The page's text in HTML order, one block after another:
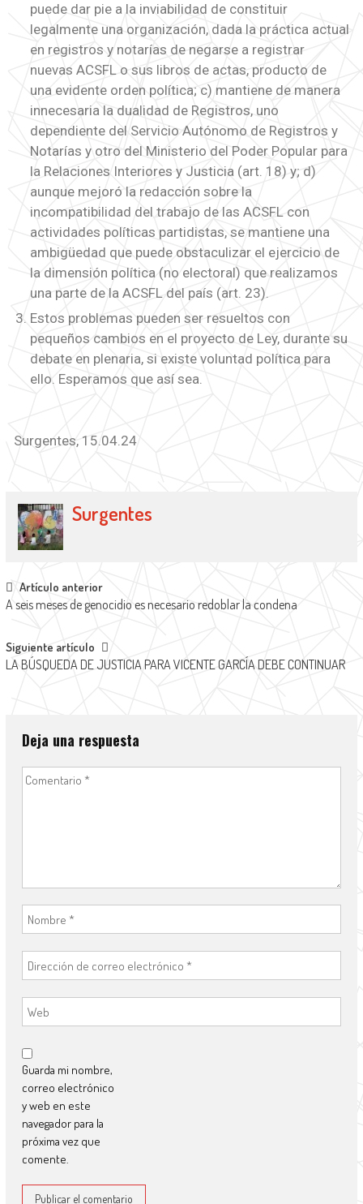
puede dar pie a la inviabilidad de constituir
legalmente una organización, dada la práctica actual
en registros y notarías de negarse a registrar
nuevas ACSFL o sus libros de actas, producto de
una evidente orden política; c) mantiene de manera
innecesaria la dualidad de Registros, uno
dependiente del Servicio Autónomo de Registros y
Notarías y otro del Ministerio del Poder Popular para
la Relaciones Interiores y Justicia (art. 18) y; d)
aunque mejoró la redacción sobre la
incompatibilidad del trabajo de las ACSFL con
actividades políticas partidistas, se mantiene una
ambigüedad que puede obstaculizar el ejercicio de
la dimensión política (no electoral) que realizamos
una parte de la ACSFL del país (art. 23).
Estos problemas pueden ser resueltos con
pequeños cambios en el proyecto de Ley, durante su
debate en plenaria, si existe voluntad política para
ello. Esperamos que así sea.
Surgentes, 15.04.24
Surgentes
Artículo anterior
A seis meses de genocidio es necesario redoblar la condena
Siguiente artículo
LA BÚSQUEDA DE JUSTICIA PARA VICENTE GARCÍA DEBE CONTINUAR
Deja una respuesta
Guarda mi nombre,
correo electrónico
y web en este
navegador para la
próxima vez que
comente.